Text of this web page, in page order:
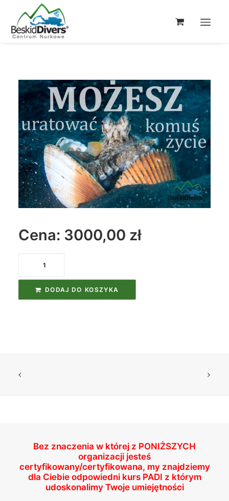
Cena: 3000,00 zł
Instruktora
Pierwszej
Nurkowa
DODAJ DO KOSZYKA
Bez znaczenia w której z PONIŻSZYCH
organizacji jesteś
certyfikowany/certyfikowana, my znajdziemy
dla Ciebie odpowiedni kurs PADI z którym
udoskonalimy Twoje umiejętności